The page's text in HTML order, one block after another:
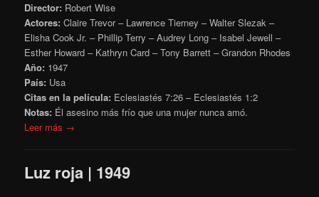
Director: Robert Wise
Actores: Claire Trevor – Lawrence Tierney – Walter Slezak –
Elisha Cook Jr. – Phillip Terry – Audrey Long – Isabel Jewell –
Esther Howard – Kathryn Card – Tony Barrett – Grandon Rhodes
Año: 1947
País: Usa
Citas en la película: Eclesiastés 7:26 – Eclesiastés 1:2
Notas: Él asesino más frío que una mujer nunca amó.
Leer más →
Luz roja | 1949